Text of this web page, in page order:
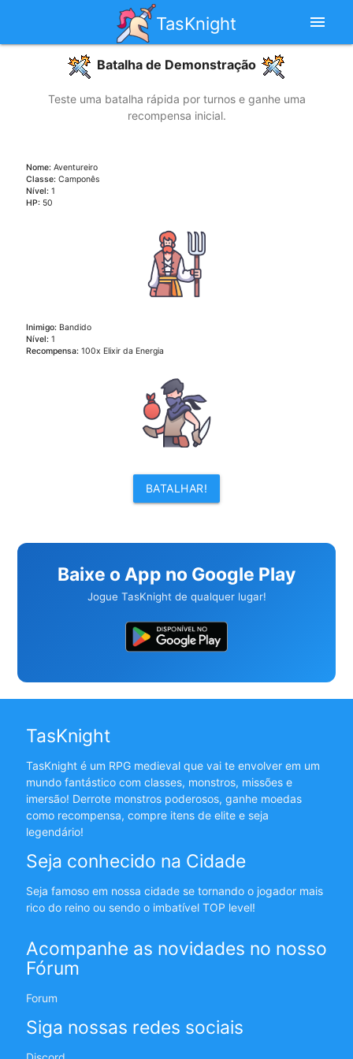
TasKnight menu
Batalha de Demonstração
Teste uma batalha rápida por turnos e ganhe uma
recompensa inicial.
Nome:Aventureiro
Classe:Camponês
Nível:1
HP:50
Inimigo:Bandido
Nível:1
Recompensa:100x Elixir da Energia
BATALHAR!
Baixe o App no Google Play
Jogue TasKnight de qualquer lugar!
TasKnight
TasKnight é um RPG medieval que vai te envolver em um
mundo fantástico com classes, monstros, missões e
imersão! Derrote monstros poderosos, ganhe moedas
como recompensa, compre itens de elite e seja
legendário!
Seja conhecido na Cidade
Seja famoso em nossa cidade se tornando o jogador mais
rico do reino ou sendo o imbatível TOP level!
Acompanhe as novidades no nosso
Fórum
Forum
Siga nossas redes sociais